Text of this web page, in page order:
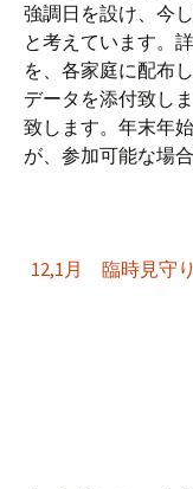
強調日を設け、今
と考えています。
を、各家庭に配布
データを添付致し
致します。年末年
が、参加可能な場
12,1月 臨時見